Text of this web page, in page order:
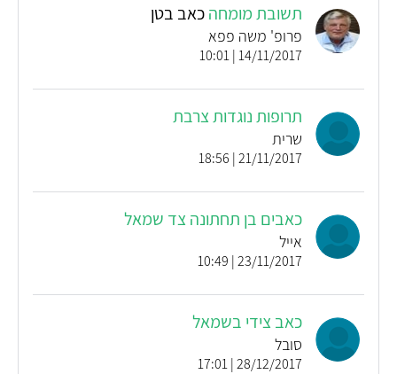
תשובת מומחהכאב בטן
פרופ' משה פפא
14/11/2017 | 10:01
תרופות נוגדות צרבת
שרית
21/11/2017 | 18:56
כאבים בן תחתונה צד שמאל
אייל
23/11/2017 | 10:49
כאב צידי בשמאל
סובל
28/12/2017 | 17:01